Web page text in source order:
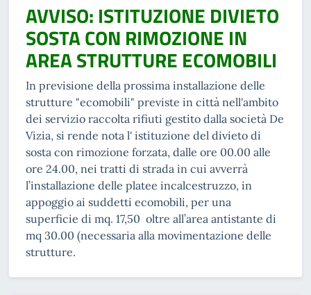
AVVISO: ISTITUZIONE DIVIETO
SOSTA CON RIMOZIONE IN
AREA STRUTTURE ECOMOBILI
In previsione della prossima installazione delle
strutture "ecomobili" previste in città nell'ambito
dei servizio raccolta rifiuti gestito dalla società De
Vizia, si rende nota l' istituzione del divieto di
sosta con rimozione forzata, dalle ore 00.00 alle
ore 24.00, nei tratti di strada in cui avverrà
l’installazione delle platee incalcestruzzo, in
appoggio ai suddetti ecomobili, per una
superficie di mq. 17,50 oltre all’area antistante di
mq 30.00 (necessaria alla movimentazione delle
strutture.